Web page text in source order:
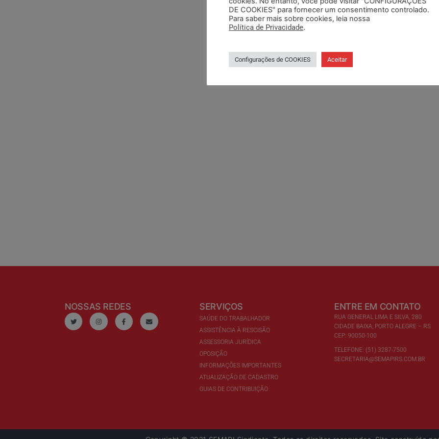
NOSSAS REDES SERVIÇOS
SAÚDE DO TRABALHADOR
ASSISTÊNCIA À RESCISÃO
ASSESSORIA JURÍDICA
OPOSIÇÃO
INFORMAÇÕES IMPORTANTES
ATUALIZAÇÃO DE CADASTRO
GUIAS DE CONTRIBUIÇÃO
ENTRE EM CONTATO
RUA GENERAL LIMA E SILVA, 280
CIDADE BAIXA, PORTO ALEGRE – RS
CEP: 90050-100
TELEFONE: (51) 3287-7500
SECRETARIA@SEMAPIRS.COM.BR
DE COOKIES" para fornecer um consentimento controlado.
Para saber mais sobre cookies, leia nossa
Política de Privacidade.
Configurações de COOKIES Aceitar